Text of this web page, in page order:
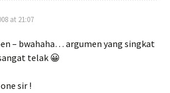
at 21:07
– bwahaha… argumen yang singkat
telak 😀
sir !